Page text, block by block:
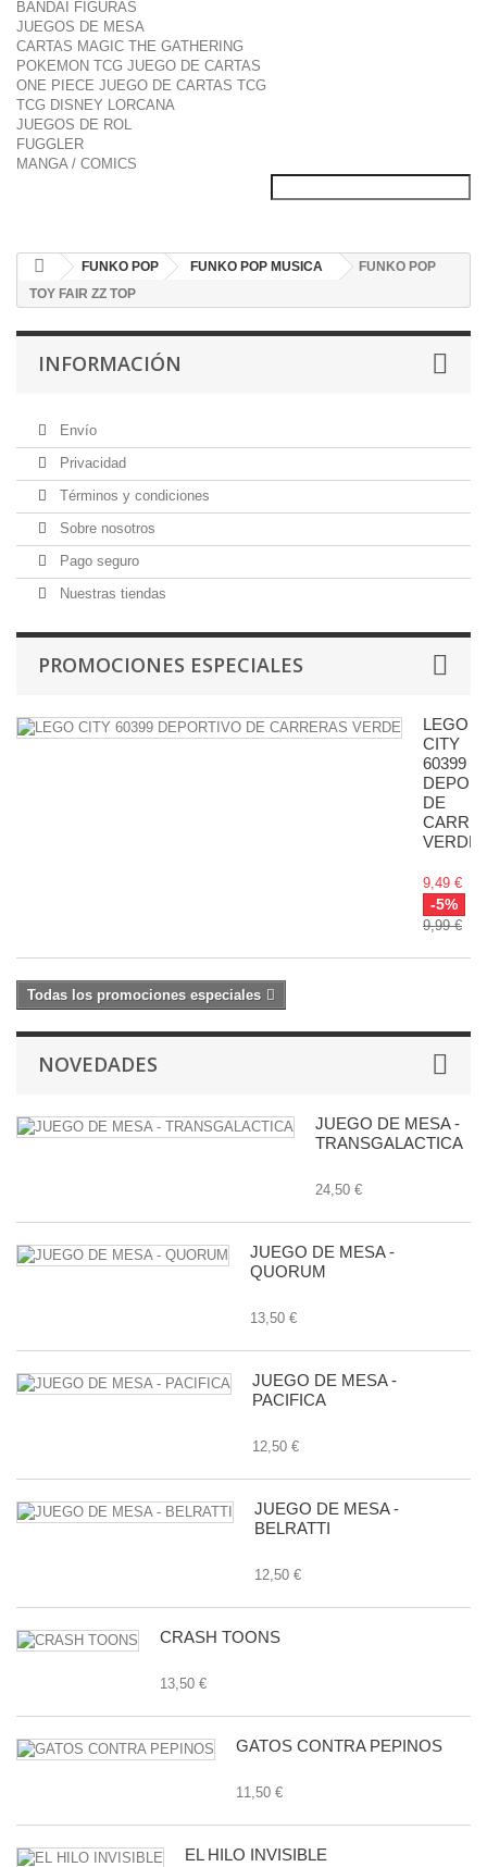
BANDAI FIGURAS
JUEGOS DE MESA
CARTAS MAGIC THE GATHERING
POKEMON TCG JUEGO DE CARTAS
ONE PIECE JUEGO DE CARTAS TCG
TCG DISNEY LORCANA
JUEGOS DE ROL
FUGGLER
MANGA / COMICS
FUNKO POP FUNKO POP MUSICA
FUNKO POP
TOY FAIR ZZ TOP
INFORMACIÓN
Envío
Privacidad
Términos y condiciones
Sobre nosotros
Pago seguro
Nuestras tiendas
PROMOCIONES ESPECIALES
LEGO
CITY
60399
DE
VERDE
9,49 €
-5%
9,99 €
Todas los promociones especiales
NOVEDADES
JUEGO DE MESA -
TRANSGALACTICA
24,50 €
JUEGO DE MESA -
QUORUM
13,50 €
JUEGO DE MESA -
PACIFICA
12,50 €
JUEGO DE MESA -
BELRATTI
12,50 €
CRASH TOONS
13,50 €
GATOS CONTRA PEPINOS
11,50 €
EL HILO INVISIBLE